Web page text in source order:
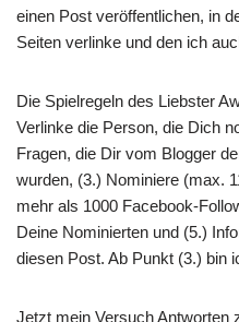
einen Post veröffentlichen, in
Seiten verlinke und den ich
Die Spielregeln des Liebster
Verlinke die Person, die Dich
Fragen, die Dir vom Blogger
wurden, (3.) Nominiere (max.
mehr als 1000 Facebook-
Deine Nominierten und (5.)
diesen Post. Ab Punkt (3.) bin
Jetzt mein Versuch Antworten